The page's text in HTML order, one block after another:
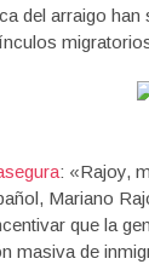
del arraigo
: «Rajoy,
Mariano
que la
masiva de